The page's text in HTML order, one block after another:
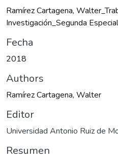
Ramírez Cartagena,
Investigación_Segunda
Fecha
2018
Authors
Ramírez Cartagena, Walter
Editor
Universidad Antonio Ruiz de
Resumen